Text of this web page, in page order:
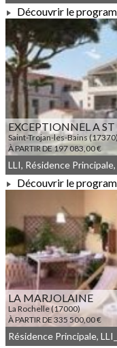
À PARTIR DE 279
Découvrir le
EXCEPTIONNEL A
Saint-Trojan-les-Bains (17370)
À PARTIR DE 197 083,00 €
À PARTIR DE 197
Découvrir le
LA MARJOLAINE
La Rochelle (17000)
À PARTIR DE 335 500,00 €